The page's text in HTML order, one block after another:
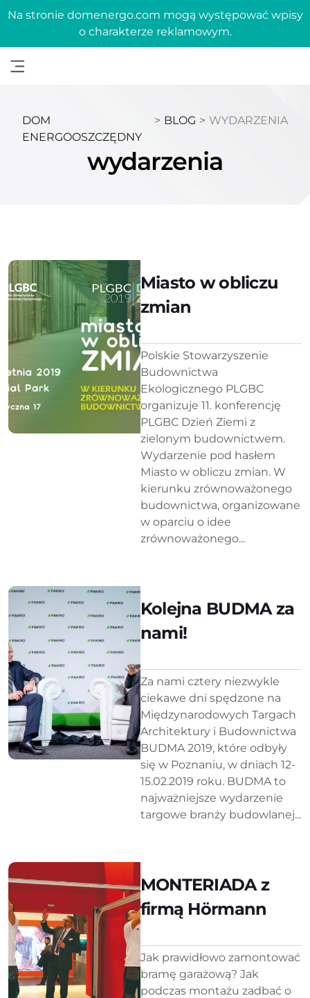
Na stronie domenergo.com mogą występować wpisy
o charakterze reklamowym.
DOM
ENERGOOSZCZĘDNY
> BLOG > WYDARZENIA
wydarzenia
Miasto w obliczu
zmian
Polskie Stowarzyszenie
Budownictwa
Ekologicznego PLGBC
organizuje 11. konferencję
PLGBC Dzień Ziemi z
zielonym budownictwem.
Wydarzenie pod hasłem
Miasto w obliczu zmian. W
kierunku zrównoważonego
budownictwa, organizowane
w oparciu o idee
zrównoważonego...
Kolejna BUDMA za
nami!
Za nami cztery niezwykle
ciekawe dni spędzone na
Międzynarodowych Targach
Architektury i Budownictwa
BUDMA 2019, które odbyły
się w Poznaniu, w dniach 12-
15.02.2019 roku. BUDMA to
najważniejsze wydarzenie
targowe branży budowlanej...
MONTERIADA z
firmą Hörmann
Jak prawidłowo zamontować
bramę garażową? Jak
podczas montażu zadbać o